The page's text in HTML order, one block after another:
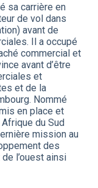
sa carrière en
de vol dans
avant de
Il a occupé
commercial et
avant d’être
et
et de la
Nommé
en place et
du Sud
mission au
des
l’ouest ainsi